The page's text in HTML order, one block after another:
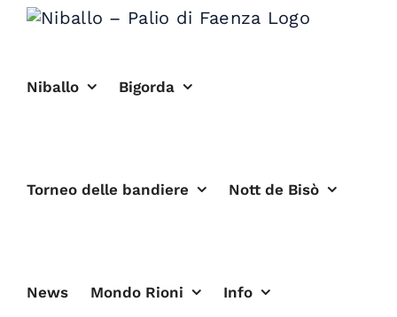
Salta
Niballo Bigorda
Torneo delle bandiere Nott de Bisò
News Mondo Rioni Info